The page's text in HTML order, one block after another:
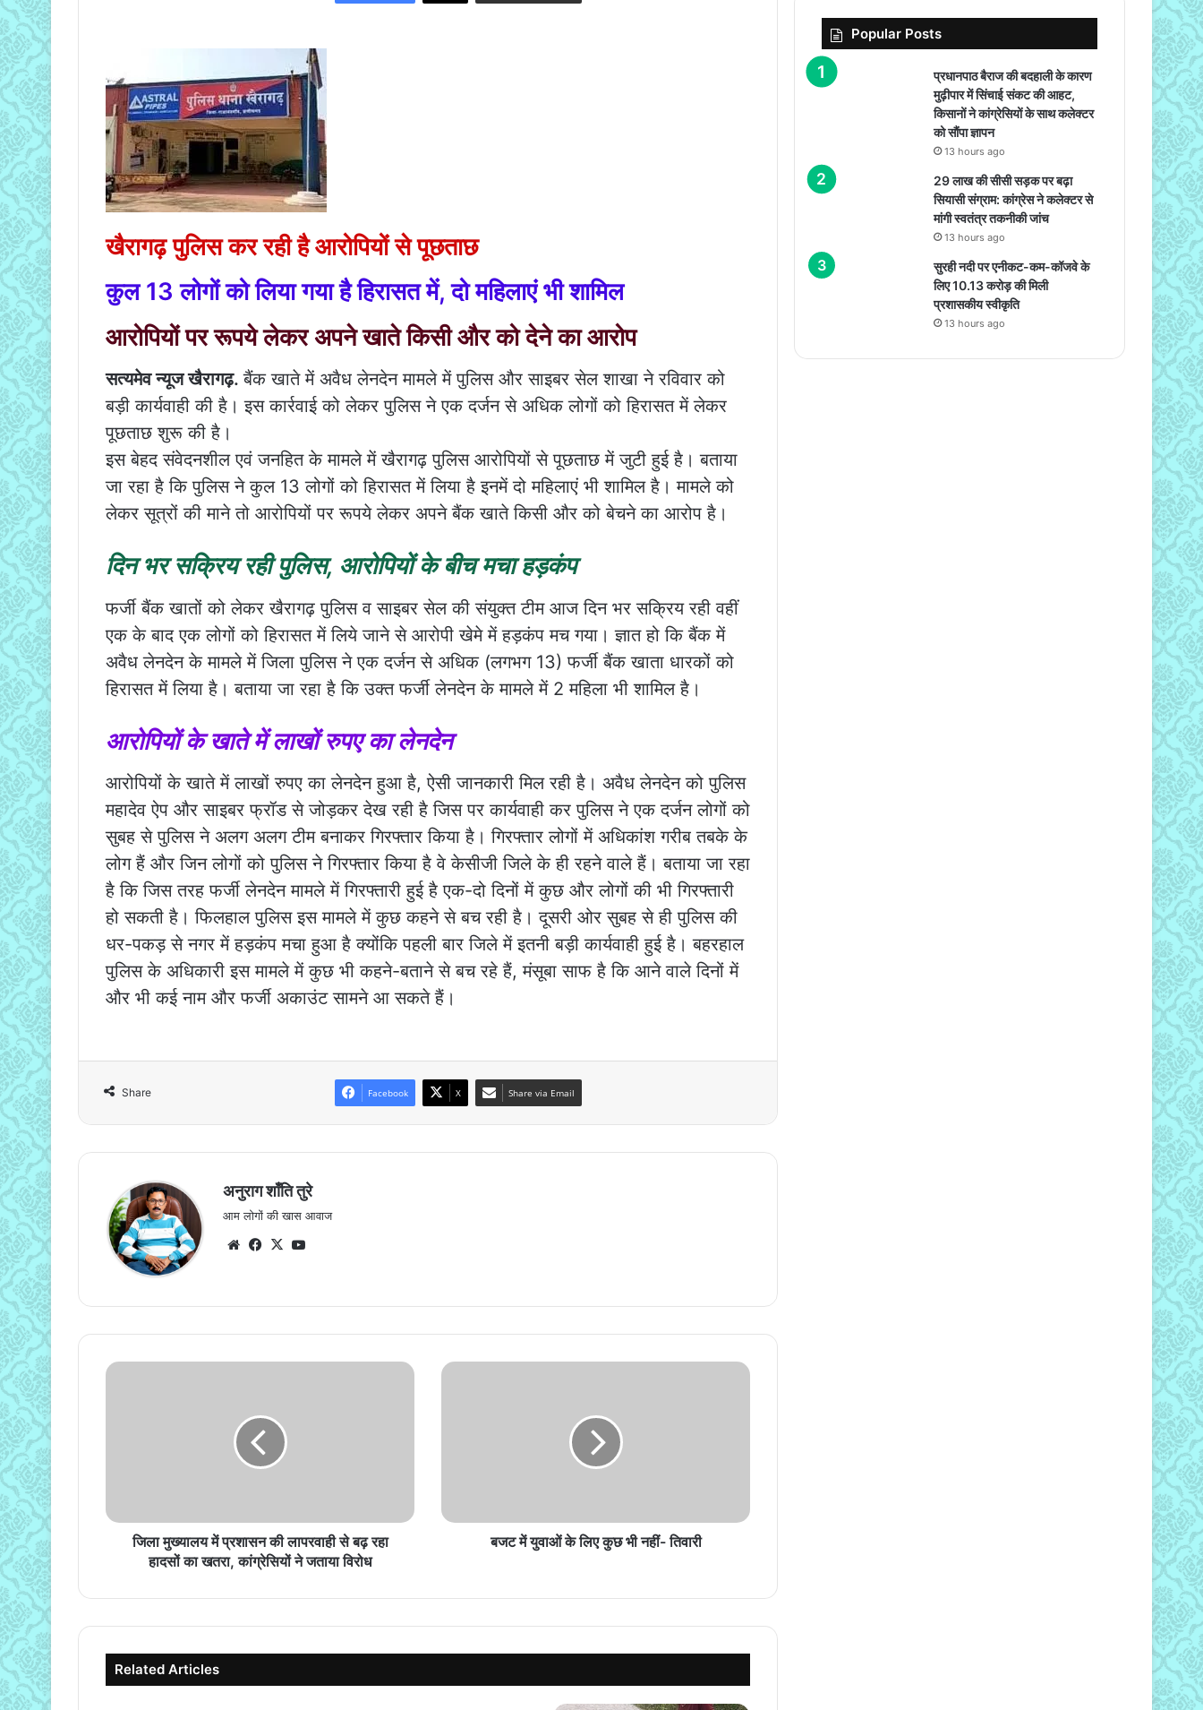
खैरागढ़ पुलिस कर रही है आरोपियों से पूछताछ
कुल 13 लोगों को लिया गया है हिरासत में, दो महिलाएं भी शामिल
आरोपियों पर रूपये लेकर अपने खाते किसी और को देने का आरोप
सत्यमेव न्यूज खैरागढ़.बैंक खाते में अवैध लेनदेन मामले में पुलिस और साइबर सेल शाखा ने रविवार को
बड़ी कार्यवाही की है। इस कार्रवाई को लेकर पुलिस ने एक दर्जन से अधिक लोगों को हिरासत में लेकर
पूछताछ शुरू की है।
इस बेहद संवेदनशील एवं जनहित के मामले में खैरागढ़ पुलिस आरोपियों से पूछताछ में जुटी हुई है। बताया
जा रहा है कि पुलिस ने कुल 13 लोगों को हिरासत में लिया है इनमें दो महिलाएं भी शामिल है। मामले को
लेकर सूत्रों की माने तो आरोपियों पर रूपये लेकर अपने बैंक खाते किसी और को बेचने का आरोप है।
दिन भर सक्रिय रही पुलिस, आरोपियों के बीच मचा हड़कंप
फर्जी बैंक खातों को लेकर खैरागढ़ पुलिस व साइबर सेल की संयुक्त टीम आज दिन भर सक्रिय रही वहीं
एक के बाद एक लोगों को हिरासत में लिये जाने से आरोपी खेमे में हड़कंप मच गया। ज्ञात हो कि बैंक में
अवैध लेनदेन के मामले में जिला पुलिस ने एक दर्जन से अधिक (लगभग 13) फर्जी बैंक खाता धारकों को
हिरासत में लिया है। बताया जा रहा है कि उक्त फर्जी लेनदेन के मामले में 2 महिला भी शामिल है।
आरोपियों के खाते में लाखों रुपए का लेनदेन
आरोपियों के खाते में लाखों रुपए का लेनदेन हुआ है, ऐसी जानकारी मिल रही है। अवैध लेनदेन को पुलिस
महादेव ऐप और साइबर फ्रॉड से जोड़कर देख रही है जिस पर कार्यवाही कर पुलिस ने एक दर्जन लोगों को
सुबह से पुलिस ने अलग अलग टीम बनाकर गिरफ्तार किया है। गिरफ्तार लोगों में अधिकांश गरीब तबके के
लोग हैं और जिन लोगों को पुलिस ने गिरफ्तार किया है वे केसीजी जिले के ही रहने वाले हैं। बताया जा रहा
है कि जिस तरह फर्जी लेनदेन मामले में गिरफ्तारी हुई है एक-दो दिनों में कुछ और लोगों की भी गिरफ्तारी
हो सकती है। फिलहाल पुलिस इस मामले में कुछ कहने से बच रही है। दूसरी ओर सुबह से ही पुलिस की
धर-पकड़ से नगर में हड़कंप मचा हुआ है क्योंकि पहली बार जिले में इतनी बड़ी कार्यवाही हुई है। बहरहाल
पुलिस के अधिकारी इस मामले में कुछ भी कहने-बताने से बच रहे हैं, मंसूबा साफ है कि आने वाले दिनों में
और भी कई नाम और फर्जी अकाउंट सामने आ सकते हैं।
Share Facebook X Share via Email
अनुराग शाँति तुरे
आम लोगों की खास आवाज
WebsiteFacebook
X
जिला
रहा
कांग्रेसियों
विरोध
जिला मुख्यालय में प्रशासन की लापरवाही से बढ़ रहा
हादसों का खतरा, कांग्रेसियों ने जताया विरोध
बजट
तिवारी
बजट में युवाओं के लिए कुछ भी नहीं- तिवारी
Related Articles
Popular Posts
प्रधानपाठ बैराज की बदहाली के कारण
मुढ़ीपार में सिंचाई संकट की आहट,
किसानों ने कांग्रेसियों के साथ कलेक्टर
को सौंपा ज्ञापन
13 hours ago
29 लाख की सीसी सड़क पर बढ़ा
सियासी संग्राम: कांग्रेस ने कलेक्टर से
मांगी स्वतंत्र तकनीकी जांच
13 hours ago
सुरही नदी पर एनीकट-कम-कॉजवे के
लिए 10.13 करोड़ की मिली
प्रशासकीय स्वीकृति
13 hours ago